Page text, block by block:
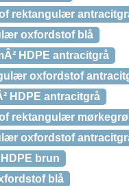
rektangulær
oxfordstof blå
HDPE antracitgrå
oxfordstof
HDPE antracitgrå
rektangulær
oxfordstof
brun
blå